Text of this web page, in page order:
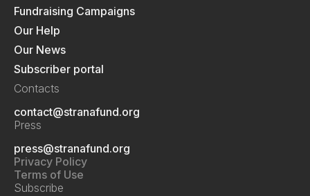
Fundraising Campaigns
Our Help
Our News
Subscriber portal
Contacts
contact@stranafund.org
Press
press@stranafund.org
Privacy Policy
Terms of Use
Subscribe